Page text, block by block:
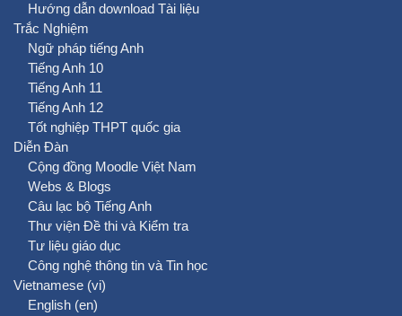
Hướng dẫn download Tài liệu
Trắc Nghiệm
Ngữ pháp tiếng Anh
Tiếng Anh 10
Tiếng Anh 11
Tiếng Anh 12
Tốt nghiệp THPT quốc gia
Diễn Đàn
Cộng đồng Moodle Việt Nam
Webs & Blogs
Câu lạc bộ Tiếng Anh
Thư viện Đề thi và Kiểm tra
Tư liệu giáo dục
Công nghệ thông tin và Tin học
Vietnamese ‎(vi)‎
English ‎(en)‎